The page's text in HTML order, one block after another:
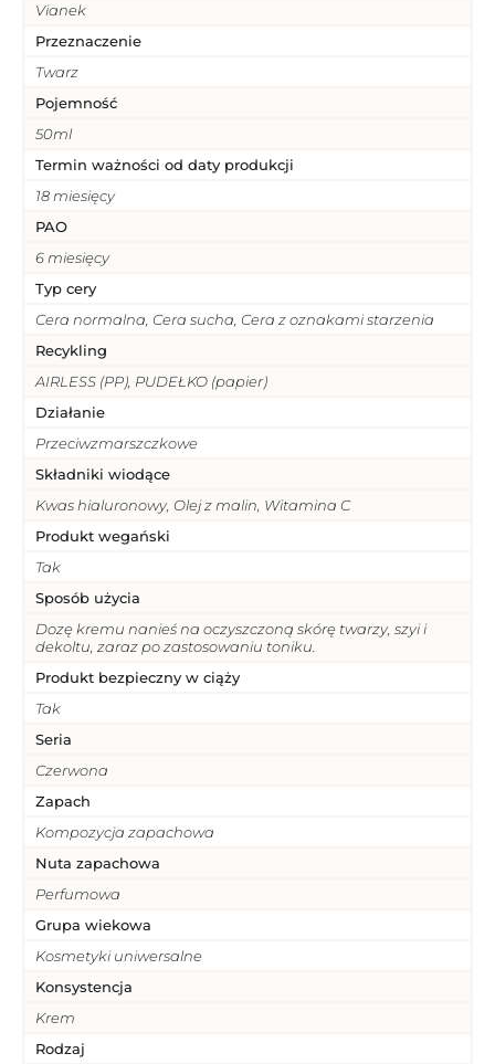
Vianek
Przeznaczenie
Twarz
Pojemność
50ml
Termin ważności od daty produkcji
18 miesięcy
PAO
6 miesięcy
Typ cery
Cera normalna, Cera sucha, Cera z oznakami starzenia
Recykling
AIRLESS (PP), PUDEŁKO (papier)
Działanie
Przeciwzmarszczkowe
Składniki wiodące
Kwas hialuronowy, Olej z malin, Witamina C
Produkt wegański
Tak
Sposób użycia
Dozę kremu nanieś na oczyszczoną skórę twarzy, szyi i
dekoltu, zaraz po zastosowaniu toniku.
Produkt bezpieczny w ciąży
Tak
Seria
Czerwona
Zapach
Kompozycja zapachowa
Nuta zapachowa
Perfumowa
Grupa wiekowa
Kosmetyki uniwersalne
Konsystencja
Krem
Rodzaj